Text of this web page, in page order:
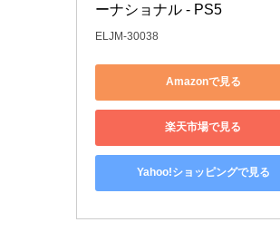
ーナショナル - PS5
ELJM-30038
Amazonで見る
楽天市場で見る
Yahoo!ショッピングで見る